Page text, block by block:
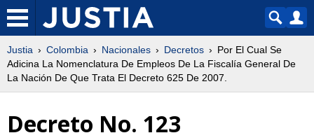
Justia Colombia Nacionales Decretos
Por El Cual Se
Adicina La Nomenclatura De Empleos De La Fiscalía General De
La Nación De Que Trata El Decreto 625 De 2007.
Decreto No. 123